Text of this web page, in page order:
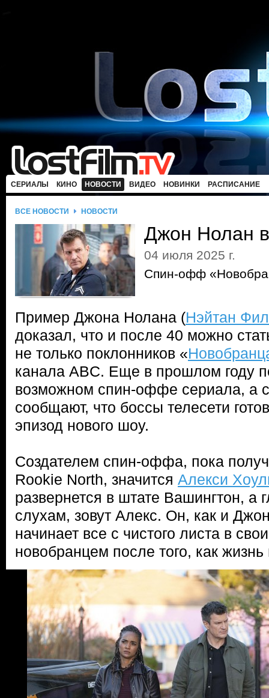
СЕРИАЛЫ КИНО НОВОСТИ ВИДЕО НОВИНКИ РАСПИСАНИЕ
ВСЕ НОВОСТИ НОВОСТИ
Джон Нолан
04 июля 2025 г.
Спин-офф
Пример Джона Нолана (Нэйтан
доказал, что и после 40 можно
не только поклонников «
канала ABC. Еще в прошлом году
возможном спин-оффе сериала, а
сообщают, что боссы телесети
эпизод нового шоу.
Создателем спин-оффа, пока
Rookie North, значится Алекси
развернется в штате Вашингтон, а
слухам, зовут Алекс. Он, как и
начинает все с чистого листа в
новобранцем после того, как